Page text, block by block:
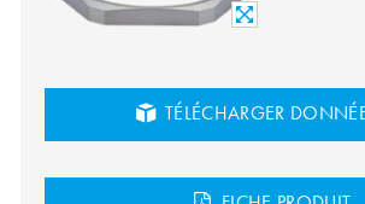
TÉLÉCHARGER